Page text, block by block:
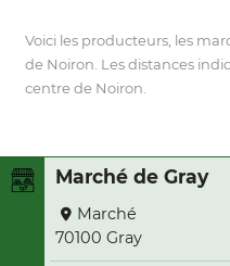
Voici les producteurs, les
de Noiron. Les distances
centre de Noiron.
Marché de Gray
Marché
70100 Gray